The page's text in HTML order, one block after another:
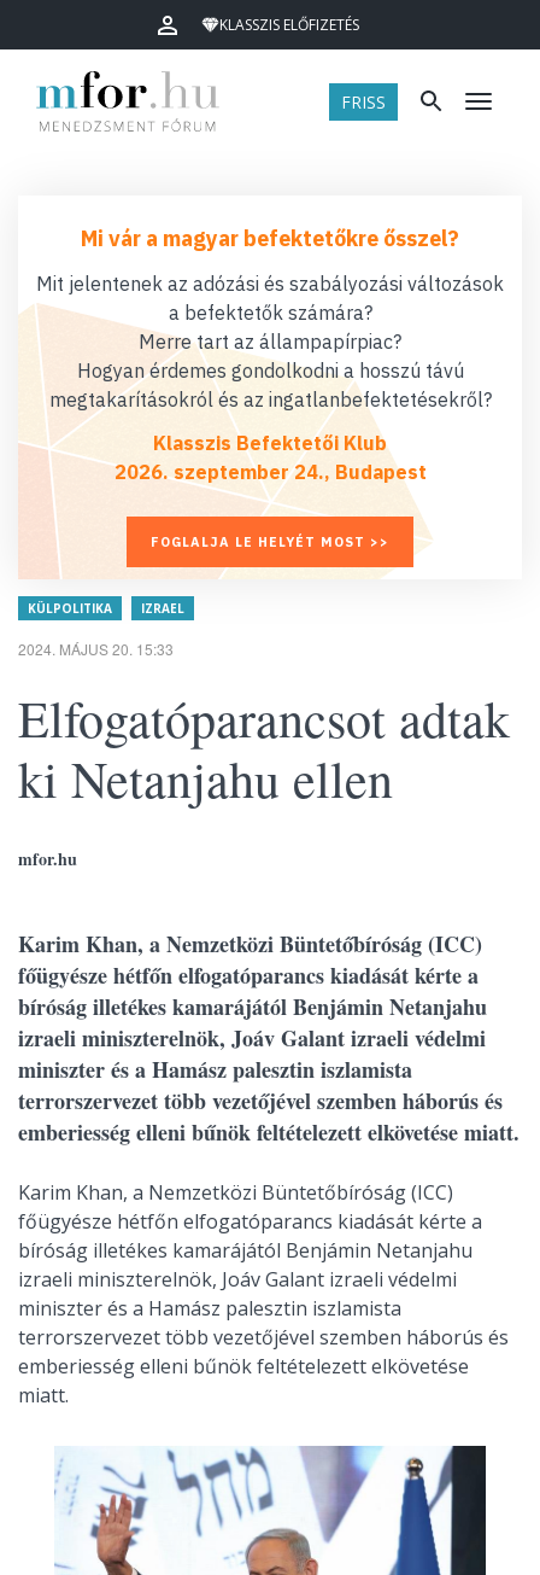
KLASSZIS ELŐFIZETÉS
FRISS Menü
Mi vár a magyar befektetőkre ősszel?
Mit jelentenek az adózási és szabályozási változások
a befektetők számára?
Merre tart az állampapírpiac?
Hogyan érdemes gondolkodni a hosszú távú
megtakarításokról és az ingatlanbefektetésekről?
Klasszis Befektetői Klub
2026. szeptember 24., Budapest
FOGLALJA LE HELYÉT MOST >>
KÜLPOLITIKA IZRAEL
2024. MÁJUS 20. 15:33
Elfogatóparancsot adtak
ki Netanjahu ellen
mfor.hu
Karim Khan, a Nemzetközi Büntetőbíróság (ICC)
főügyésze hétfőn elfogatóparancs kiadását kérte a
bíróság illetékes kamarájától Benjámin Netanjahu
izraeli miniszterelnök, Joáv Galant izraeli védelmi
miniszter és a Hamász palesztin iszlamista
terrorszervezet több vezetőjével szemben háborús és
emberiesség elleni bűnök feltételezett elkövetése miatt.
Karim Khan, a Nemzetközi Büntetőbíróság (ICC)
főügyésze hétfőn elfogatóparancs kiadását kérte a
bíróság illetékes kamarájától Benjámin Netanjahu
izraeli miniszterelnök, Joáv Galant izraeli védelmi
miniszter és a Hamász palesztin iszlamista
terrorszervezet több vezetőjével szemben háborús és
emberiesség elleni bűnök feltételezett elkövetése
miatt.